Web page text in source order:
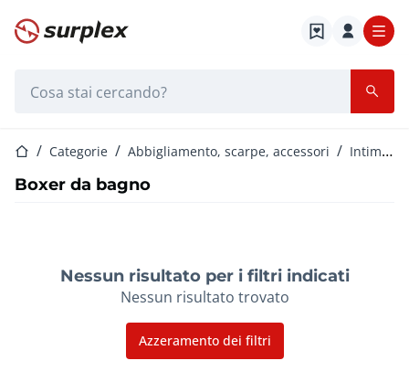
Home
Home Categorie Abbigliamento, scarpe, accessori Intimo e costumi da bagno unisex
Boxer da bagno
Nessun risultato per i filtri indicati
Nessun risultato trovato
Azzeramento dei filtri